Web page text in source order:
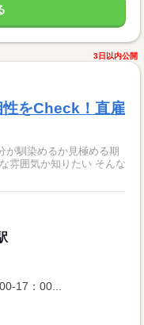
3日以内公開
性をCheck！直雇
雰囲気か知りたい そんな
17：00...